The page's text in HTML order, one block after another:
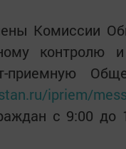
Комиссии
контролю
⁠приемную
ipriem/
с 9:00 до